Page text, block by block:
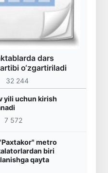
dars
o‘zgartiriladi
32 244
yili uchun kirish
7 572
metro
biri
qayta